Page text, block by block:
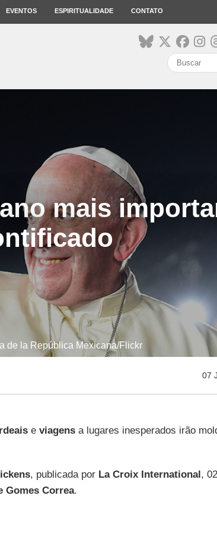
EVENTOS ESPIRITUALIDADE CONTATO
mais
de la República Mexicana/Flickr
07
e viagensa lugares inesperados irão
, publicada por La Croix International,
Gomes Correa.